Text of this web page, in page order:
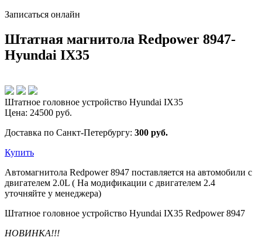
Записаться онлайн
Штатная магнитола Redpower 8947-
Hyundai IX35
Штатное головное устройство Hyundai IX35
Цена: 24500 руб.
Доставка по Санкт-Петербургу: 300 руб.
Купить
Автомагнитола Redpower 8947 поставляется на автомобили с
двигателем 2.0L ( На модификации с двигателем 2.4
уточняйте у менеджера)
Штатное головное устройство Hyundai IX35 Redpower 8947
НОВИНКА!!!